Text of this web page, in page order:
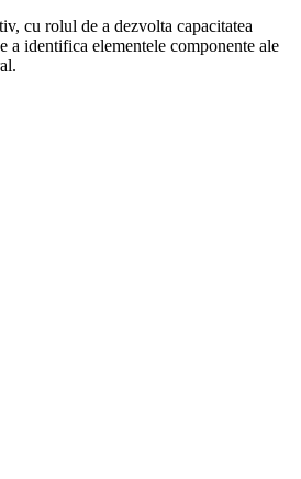
cu rolul de a dezvolta capacitatea
a identifica elementele componente ale